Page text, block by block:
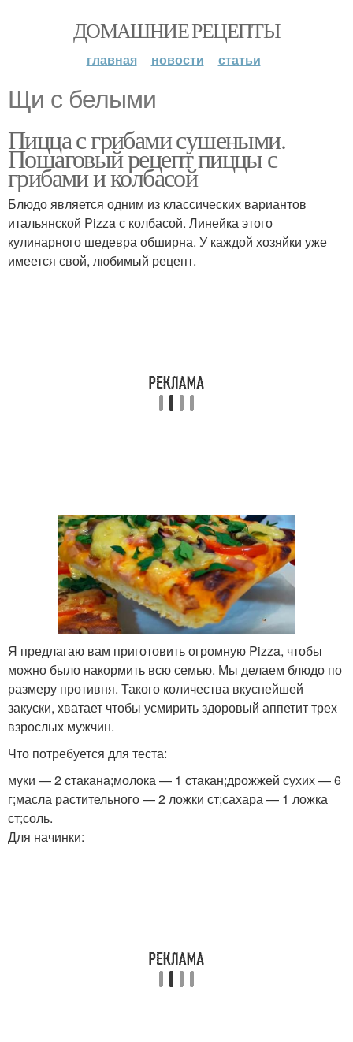
ДОМАШНИЕ РЕЦЕПТЫ
главная новости статьи
Щи с белыми
Пицца с грибами сушеными.
Пошаговый рецепт пиццы с
грибами и колбасой
Блюдо является одним из классических вариантов
итальянской Pizza с колбасой. Линейка этого
кулинарного шедевра обширна. У каждой хозяйки уже
имеется свой, любимый рецепт.
Я предлагаю вам приготовить огромную Pizza, чтобы
можно было накормить всю семью. Мы делаем блюдо по
размеру противня. Такого количества вкуснейшей
закуски, хватает чтобы усмирить здоровый аппетит трех
взрослых мужчин.
Что потребуется для теста:
муки — 2 стакана;молока — 1 стакан;дрожжей сухих — 6
г;масла растительного — 2 ложки ст;сахара — 1 ложка
ст;соль.
Для начинки: